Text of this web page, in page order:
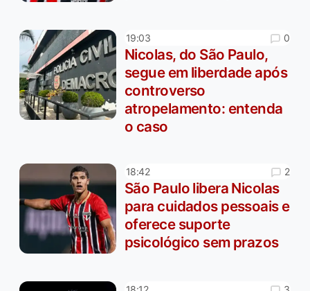
19:03 0
Nicolas, do São Paulo,
segue em liberdade após
controverso
atropelamento: entenda
o caso
18:42 2
São Paulo libera Nicolas
para cuidados pessoais e
oferece suporte
psicológico sem prazos